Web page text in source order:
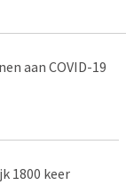
aan COVID-19
1800 keer